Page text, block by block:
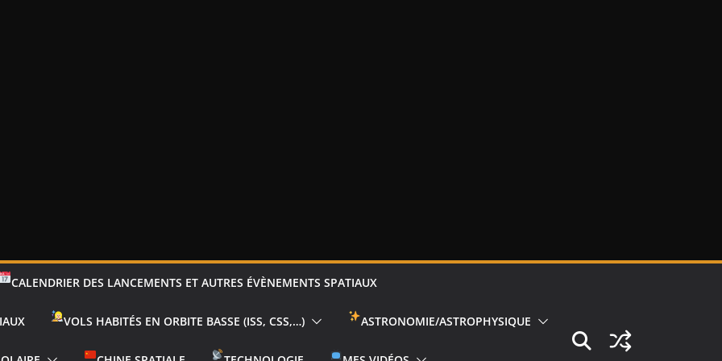
CALENDRIER DES LANCEMENTS ET AUTRES ÉVÈNEMENTS SPATIAUX
VOLS HABITÉS EN ORBITE BASSE (ISS, CSS,…) ASTRONOMIE/ASTROPHYSIQUE